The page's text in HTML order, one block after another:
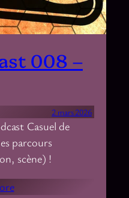
008 –
2 mars 2026
Casuel de
parcours
scène) !